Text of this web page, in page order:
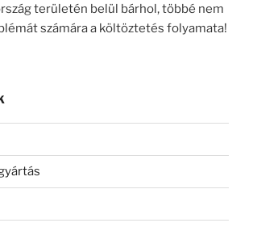
területén belül bárhol, többé nem
számára a költöztetés folyamata!